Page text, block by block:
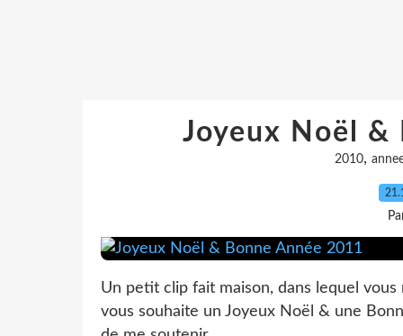
Joyeux Noël &
2010,
Un petit clip fait maison, dans lequel
vous souhaite un Joyeux Noël & une